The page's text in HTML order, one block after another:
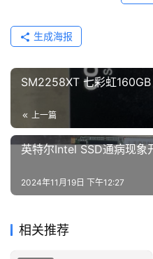
生成海报
SM2258XT 七彩虹
上一篇
英特尔Intel SSD通病现象
2024年11月19日 下午12:27
相关推荐